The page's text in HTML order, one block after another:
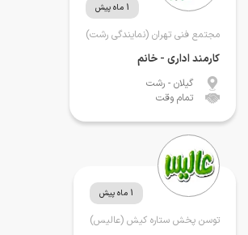
1 ماه پیش
مجتمع فنی تهران (نمایندگی رشت)
کارمند اداری - خانم
گیلان - رشت
تمام وقت
1 ماه پیش
توسن پخش ستاره کیش (عالیس)